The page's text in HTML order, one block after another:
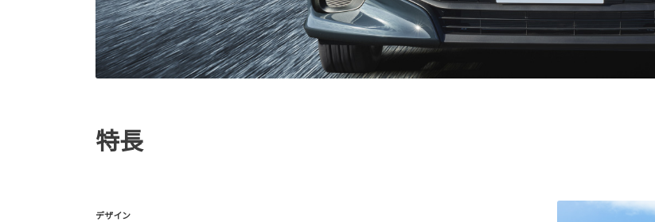
特長
デザイン